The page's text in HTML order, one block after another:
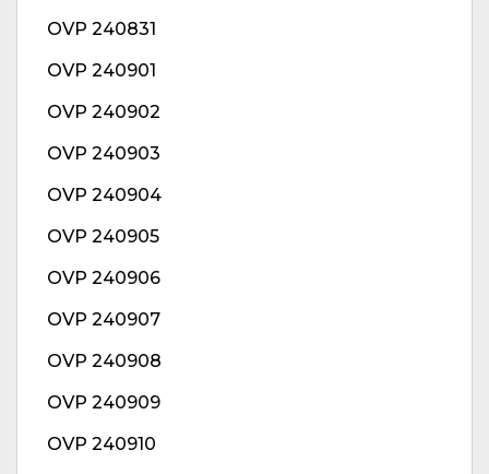
OVP 240831
OVP 240901
OVP 240902
OVP 240903
OVP 240904
OVP 240905
OVP 240906
OVP 240907
OVP 240908
OVP 240909
OVP 240910